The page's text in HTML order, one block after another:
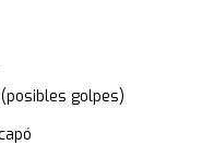
golpes)